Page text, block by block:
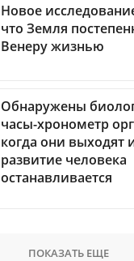
Новое
что Земля
Венеру жизнью
Обнаружены
часы-хронометр
когда они выходят
развитие человека
останавливается
ПОКАЗАТЬ ЕЩЕ